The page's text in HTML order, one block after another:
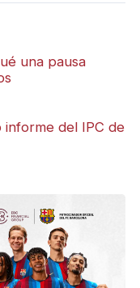
una pausa
informe del IPC de